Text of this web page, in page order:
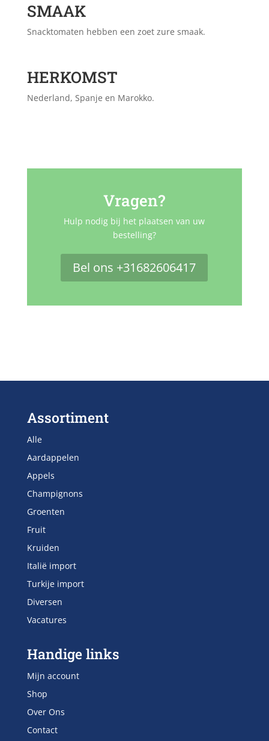
SMAAK
Snacktomaten hebben een zoet zure smaak.
HERKOMST
Nederland, Spanje en Marokko.
Vragen?
Hulp nodig bij het plaatsen van uw
bestelling?
Bel ons +31682606417
Assortiment
Alle
Aardappelen
Appels
Champignons
Groenten
Fruit
Kruiden
Italië import
Turkije import
Diversen
Vacatures
Handige links
Mijn account
Shop
Over Ons
Contact